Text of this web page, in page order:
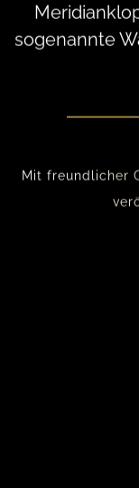
sogenannte
Mit freundlicher